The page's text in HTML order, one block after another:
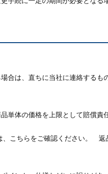
合は、直ちに当社に連絡するも
単体の価格を上限として賠償責
こちらをご確認ください。 返